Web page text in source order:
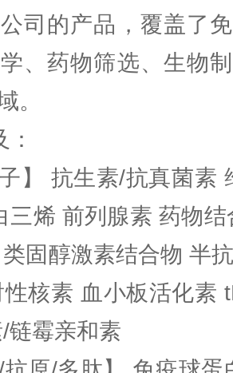
司的产品，覆盖了
、药物筛选、生物
。
子】 抗生素/抗真菌素
三烯 前列腺素 药物
固醇激素结合物 半
核素 血小板活化素
链霉亲和素